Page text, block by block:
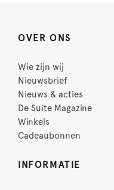
OVER ONS
Wie zijn wij
Nieuwsbrief
Nieuws & acties
De Suite Magazine
Winkels
Cadeaubonnen
INFORMATIE